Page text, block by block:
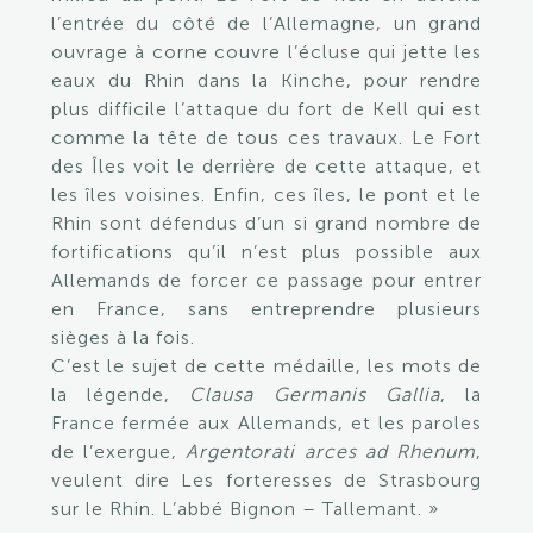
l’entrée du côté de l’Allemagne, un grand
ouvrage à corne couvre l’écluse qui jette les
eaux du Rhin dans la Kinche, pour rendre
plus difficile l’attaque du fort de Kell qui est
comme la tête de tous ces travaux. Le Fort
des Îles voit le derrière de cette attaque, et
les îles voisines. Enfin, ces îles, le pont et le
Rhin sont défendus d’un si grand nombre de
fortifications qu’il n’est plus possible aux
Allemands de forcer ce passage pour entrer
en France, sans entreprendre plusieurs
sièges à la fois.
C’est le sujet de cette médaille, les mots de
la légende, Clausa Germanis Gallia, la
France fermée aux Allemands, et les paroles
de l’exergue, Argentorati arces ad Rhenum,
veulent dire Les forteresses de Strasbourg
sur le Rhin. L’abbé Bignon – Tallemant. »